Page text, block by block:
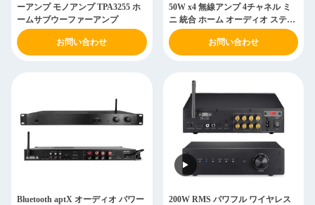
ーアンプ モノアンプ TPA3255 ホ
ームサブウーファーアンプ
お問い合わせ
50W x4 無線アンプ 4チャネル ミ
ニ 統合 ホーム オーディオ ステレ
オ 受信機
お問い合わせ
Bluetooth aptX オーディオ パワー
200W RMS パワフル ワイヤレス